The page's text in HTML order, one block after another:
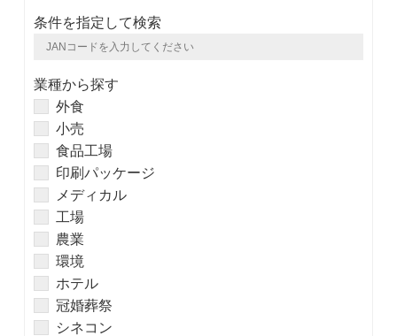
条件を指定して検索
業種から探す
外食
小売
食品工場
印刷パッケージ
メディカル
工場
農業
環境
ホテル
冠婚葬祭
シネコン